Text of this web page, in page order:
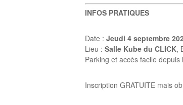
INFOS PRATIQUES
Date : Jeudi 4 septembre
Lieu : Salle Kube du CLICK,
Parking et accès facile depuis
Inscription GRATUITE mais